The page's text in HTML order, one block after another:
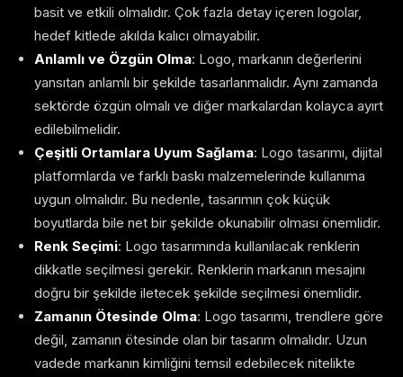
basit ve etkili olmalıdır. Çok fazla detay içeren logolar,
hedef kitlede akılda kalıcı olmayabilir.
Anlamlı ve Özgün Olma: Logo, markanın değerlerini
yansıtan anlamlı bir şekilde tasarlanmalıdır. Aynı zamanda
sektörde özgün olmalı ve diğer markalardan kolayca ayırt
edilebilmelidir.
Çeşitli Ortamlara Uyum Sağlama: Logo tasarımı, dijital
platformlarda ve farklı baskı malzemelerinde kullanıma
uygun olmalıdır. Bu nedenle, tasarımın çok küçük
boyutlarda bile net bir şekilde okunabilir olması önemlidir.
Renk Seçimi: Logo tasarımında kullanılacak renklerin
dikkatle seçilmesi gerekir. Renklerin markanın mesajını
doğru bir şekilde iletecek şekilde seçilmesi önemlidir.
Zamanın Ötesinde Olma: Logo tasarımı, trendlere göre
değil, zamanın ötesinde olan bir tasarım olmalıdır. Uzun
vadede markanın kimliğini temsil edebilecek nitelikte